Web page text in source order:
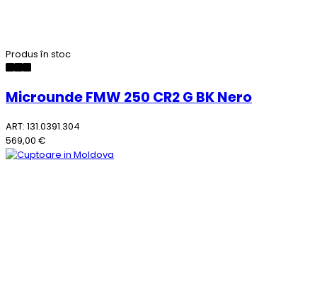
Produs în stoc
Microunde FMW 250 CR2 G BK Nero
ART: 131.0391.304
569,00 €